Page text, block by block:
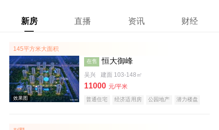
新房 直播 资讯 财经
145平方米大面积
在售 恒大御峰
吴兴 建面 103-148㎡
11000 元/平米
普通住宅 经济适用房 公园地产
潜力楼盘